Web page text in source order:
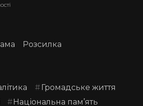
Розсилка
Громадське життя
Національна пам’ять